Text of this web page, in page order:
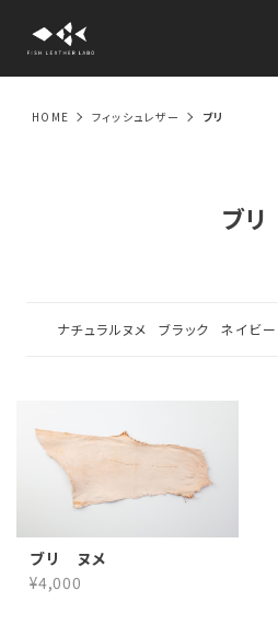
HOME フィッシュレザー ブリ
ブリ
ナチュラルヌメ ブラック ネイビー
ブリ ヌメ
¥4,000